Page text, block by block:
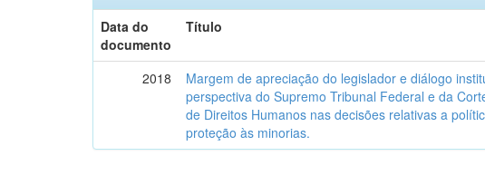
Data do
documento
Título
2018
Margem de apreciação do legislador e diálogo
perspectiva do Supremo Tribunal Federal e da
de Direitos Humanos nas decisões relativas a
proteção às minorias.